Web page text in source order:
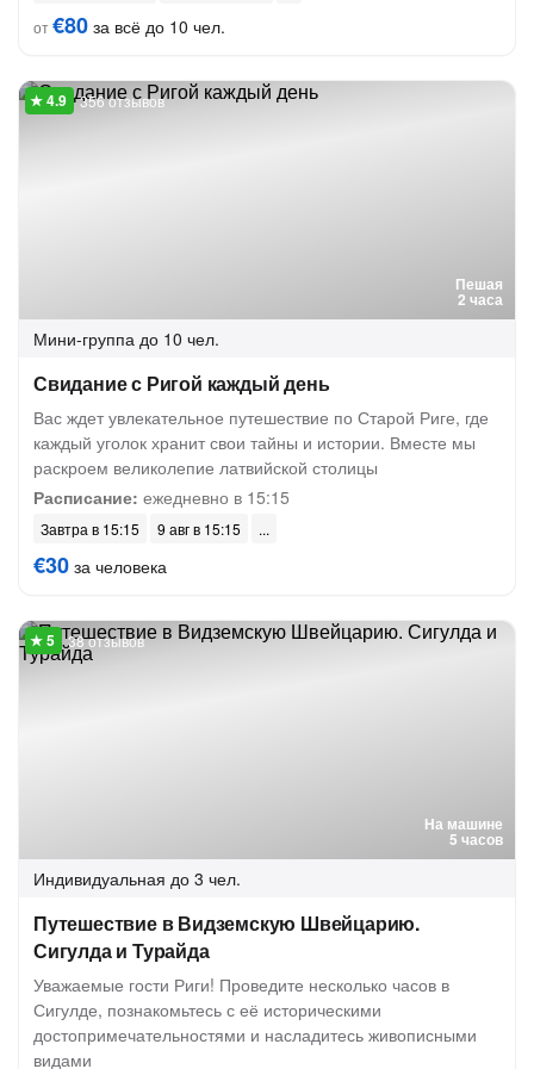
от€80 за всё до 10 чел.
Пешая
2 часа
356 отзывов
Мини-группа до 10 чел.
Свидание с Ригой каждый день
Вас ждет увлекательное путешествие по Старой Риге, где
каждый уголок хранит свои тайны и истории. Вместе мы
раскроем великолепие латвийской столицы
Расписание: ежедневно в 15:15
Завтра в 15:15 9 авг в 15:15
€30 за человека
На машине
5 часов
38 отзывов
Индивидуальная до 3 чел.
Путешествие в Видземскую Швейцарию.
Сигулда и Турайда
Уважаемые гости Риги! Проведите несколько часов в
Сигулде, познакомьтесь с её историческими
достопримечательностями и насладитесь живописными
видами